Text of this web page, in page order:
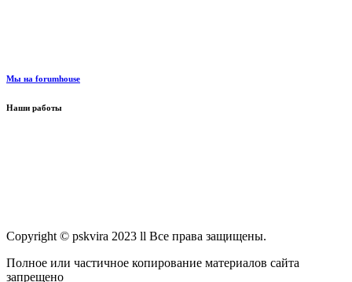
Мы на forumhouse
Наши работы
Copyright © pskvira 2023 ll Все права защищены.
Полное или частичное копирование материалов сайта
запрещено